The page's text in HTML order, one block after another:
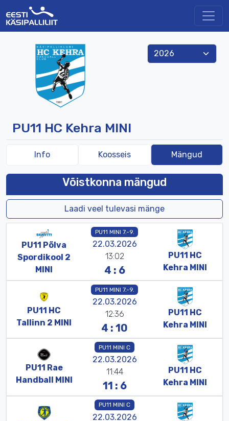
PU11 HC Kehra MINI
Info Koosseis Mängud
Võistkonna mängud
Laadi veel tulevasi mänge
PU11 Põlva
Spordi kool 2
MINI
PU11 MINI 7.-9.
22.03.2026
13:02
4 : 6
PU11 HC
Kehra MINI
PU11 HC
Tallinn 2 MINI
PU11 MINI 7.-9.
22.03.2026
12:36
4 : 10
PU11 HC
Kehra MINI
PU11 Rae
Handball
MINI
PU11 MINI C
22.03.2026
11:44
11 : 6
PU11 HC
Kehra MINI
PU11 MINI C
22.03.2026